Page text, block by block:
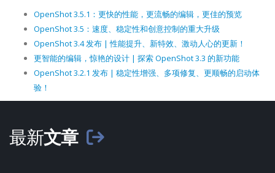
OpenShot 3.5.1：更快的性能，更流畅的编辑，更佳的预览
OpenShot 3.5：速度、稳定性和创意控制的重大升级
OpenShot 3.4 发布 | 性能提升、新特效、激动人心的更新！
更智能的编辑，惊艳的设计 | 探索 OpenShot 3.3 的新功能
OpenShot 3.2.1 发布 | 稳定性增强、多项修复、更顺畅的启动体
验！
最新文章